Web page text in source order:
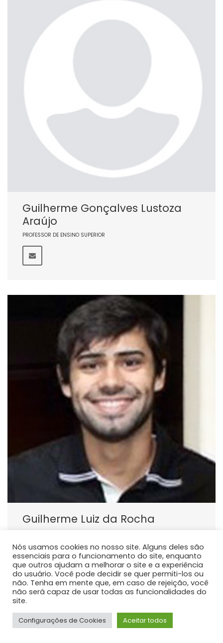
Guilherme Gonçalves Lustoza
Araújo
PROFESSOR DE ENSINO SUPERIOR
Guilherme Luiz da Rocha
Atualmente atua como docente do curso de
graduação em Medicina da Universidade Estadual do
Centro Oeste - Unicentro, responsável pelas
disciplinas de Anatomia Humana.
Nós usamos cookies no nosso site. Alguns deles são
essenciais para o funcionamento do site, enquanto
que outros ajudam a melhorar o site e a experiência
do usuário. Você pode decidir se quer permiti-los ou
não. Tenha em mente que, em caso de rejeição, você
não será capaz de usar todas as funcionalidades do
site.
Configurações de Cookies Aceitar todos